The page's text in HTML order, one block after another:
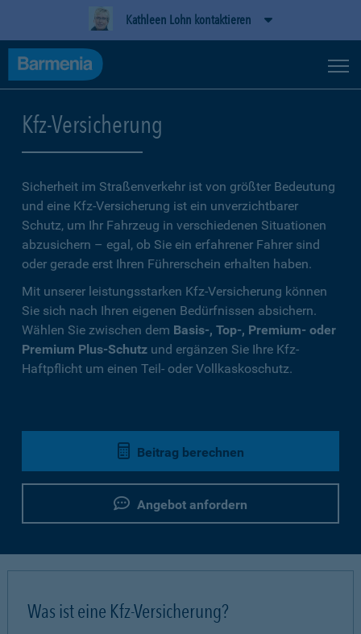
Kathleen Lohn kontaktieren
Kfz-Versicherung
Sicherheit im Straßenverkehr ist von größter Bedeutung
und eine Kfz-Versicherung ist ein unverzichtbarer
Schutz, um Ihr Fahrzeug in verschiedenen Situationen
abzusichern – egal, ob Sie ein erfahrener Fahrer sind
oder gerade erst Ihren Führerschein erhalten haben.
Mit unserer leistungsstarken Kfz-Versicherung können
Sie sich nach Ihren eigenen Bedürfnissen absichern.
Wählen Sie zwischen dem Basis-, Top-, Premium- oder
Premium Plus-Schutz und ergänzen Sie Ihre Kfz-
Haftpflicht um einen Teil- oder Vollkaskoschutz.
Beitrag berechnen
Angebot anfordern
Was ist eine Kfz-Versicherung?